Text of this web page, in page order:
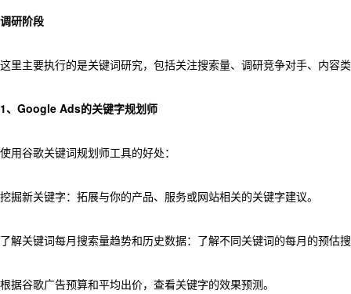
调研阶段
这里主要执行的是关键词研究，包括关注搜索量、调研竞争对手、内容
1、Google Ads的关键字规划师
使用谷歌关键词规划师工具的好处：
挖掘新关键字：拓展与你的产品、服务或网站相关的关键字建议。
了解关键词每月搜索量趋势和历史数据：了解不同关键词的每月的预估
根据谷歌广告预算和平均出价，查看关键字的效果预测。